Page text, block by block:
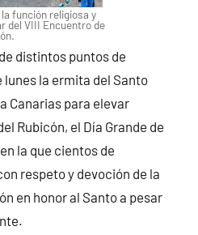
función religiosa y
del VIII Encuentro de
distintos puntos de
la ermita del Santo
Canarias para elevar
Rubicón, el Día Grande de
la que cientos de
respeto y devoción de la
en honor al Santo a pesar